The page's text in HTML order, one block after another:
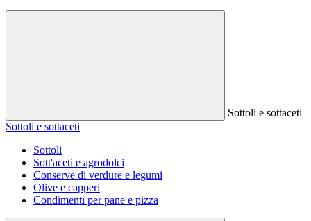
Sottoli e sottaceti
Sottoli e sottaceti
Sottoli
Sott'aceti e agrodolci
Conserve di verdure e legumi
Olive e capperi
Condimenti per pane e pizza